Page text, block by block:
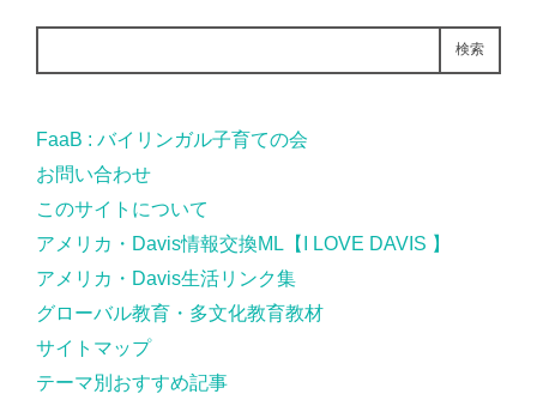
検索
FaaB : バイリンガル子育ての会
お問い合わせ
このサイトについて
アメリカ・Davis情報交換ML【I LOVE DAVIS 】
アメリカ・Davis生活リンク集
グローバル教育・多文化教育教材
サイトマップ
テーマ別おすすめ記事